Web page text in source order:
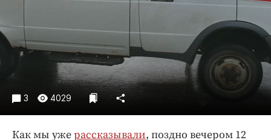
Блоги
Издания
Медиаперсона
Интересное чтиво
Клиника года
3 4029
Как мы ужерассказывали, поздно вечером 12